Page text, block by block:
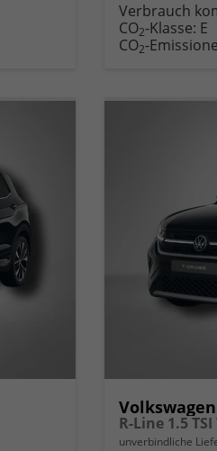
Verbrauch
CO2-Klasse: E
CO2-
Volkswagen
R-Line 1.5 TSI
unverbindliche